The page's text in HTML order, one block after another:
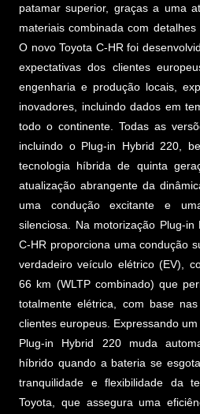
patamar superior, graças a uma
materiais combinada com
O novo Toyota C-HR foi
expectativas dos clientes
engenharia e produção locais,
inovadores, incluindo dados em
todo o continente. Todas as
incluindo o Plug-in Hybrid 220,
tecnologia híbrida de quinta
atualização abrangente da
uma condução excitante e
silenciosa. Na motorização Plug-
C-HR proporciona uma condução
verdadeiro veículo elétrico (EV),
66 km (WLTP combinado) que
totalmente elétrica, com base
clientes europeus. Expressando
Plug-in Hybrid 220 muda
híbrido quando a bateria se
tranquilidade e flexibilidade da
Toyota, que assegura uma